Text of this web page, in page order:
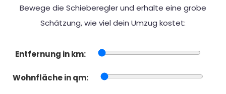
Bewege die Schieberegler und erhalte eine grobe
Schätzung, wie viel dein Umzug kostet:
Entfernung in km:
Wohnfläche in qm: